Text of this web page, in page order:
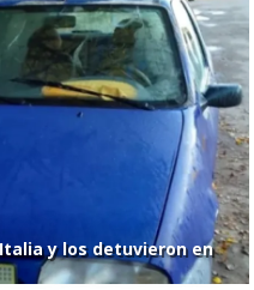
y los detuvieron en